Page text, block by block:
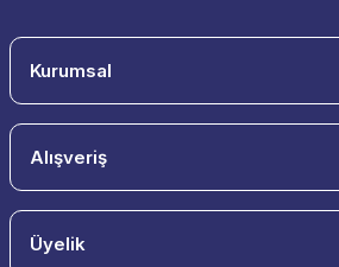
Kurumsal
Alışveriş
Üyelik